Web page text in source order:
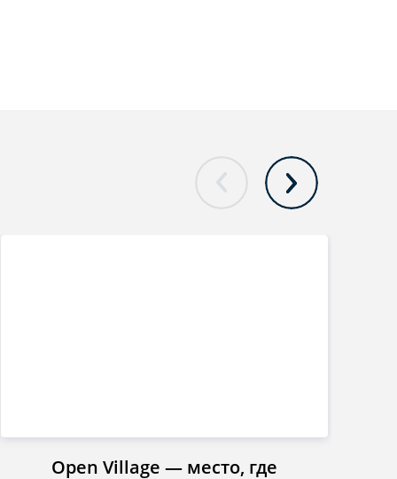
Open Village — место, где